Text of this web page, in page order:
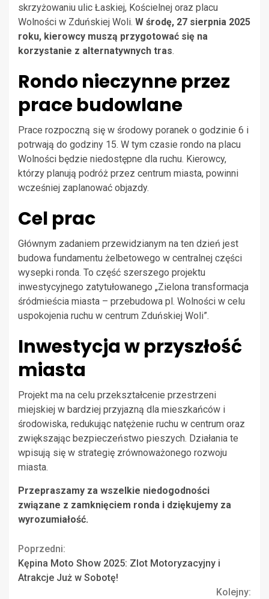
skrzyżowaniu ulic Łaskiej, Kościelnej oraz placu
Wolności w Zduńskiej Woli. W środę, 27 sierpnia 2025
roku, kierowcy muszą przygotować się na
korzystanie z alternatywnych tras.
Rondo nieczynne przez
prace budowlane
Prace rozpoczną się w środowy poranek o godzinie 6 i
potrwają do godziny 15. W tym czasie rondo na placu
Wolności będzie niedostępne dla ruchu. Kierowcy,
którzy planują podróż przez centrum miasta, powinni
wcześniej zaplanować objazdy.
Cel prac
Głównym zadaniem przewidzianym na ten dzień jest
budowa fundamentu żelbetowego w centralnej części
wysepki ronda. To część szerszego projektu
inwestycyjnego zatytułowanego „Zielona transformacja
śródmieścia miasta – przebudowa pl. Wolności w celu
uspokojenia ruchu w centrum Zduńskiej Woli”.
Inwestycja w przyszłość
miasta
Projekt ma na celu przekształcenie przestrzeni
miejskiej w bardziej przyjazną dla mieszkańców i
środowiska, redukując natężenie ruchu w centrum oraz
zwiększając bezpieczeństwo pieszych. Działania te
wpisują się w strategię zrównoważonego rozwoju
miasta.
Przepraszamy za wszelkie niedogodności
związane z zamknięciem ronda i dziękujemy za
wyrozumiałość.
Continue
Reading
Poprzedni:
Kępina Moto Show 2025: Zlot Motoryzacyjny i
Atrakcje Już w Sobotę!
Kolejny: